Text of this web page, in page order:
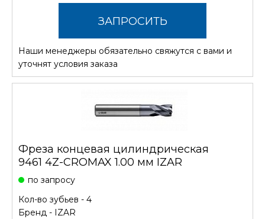
ЗАПРОСИТЬ
СТОИМОСТЬ
Наши менеджеры обязательно свяжутся с вами и
уточнят условия заказа
Фреза концевая цилиндрическая
9461 4Z-CROMAX 1.00 мм IZAR
по запросу
Кол-во зубьев - 4
Бренд - IZAR